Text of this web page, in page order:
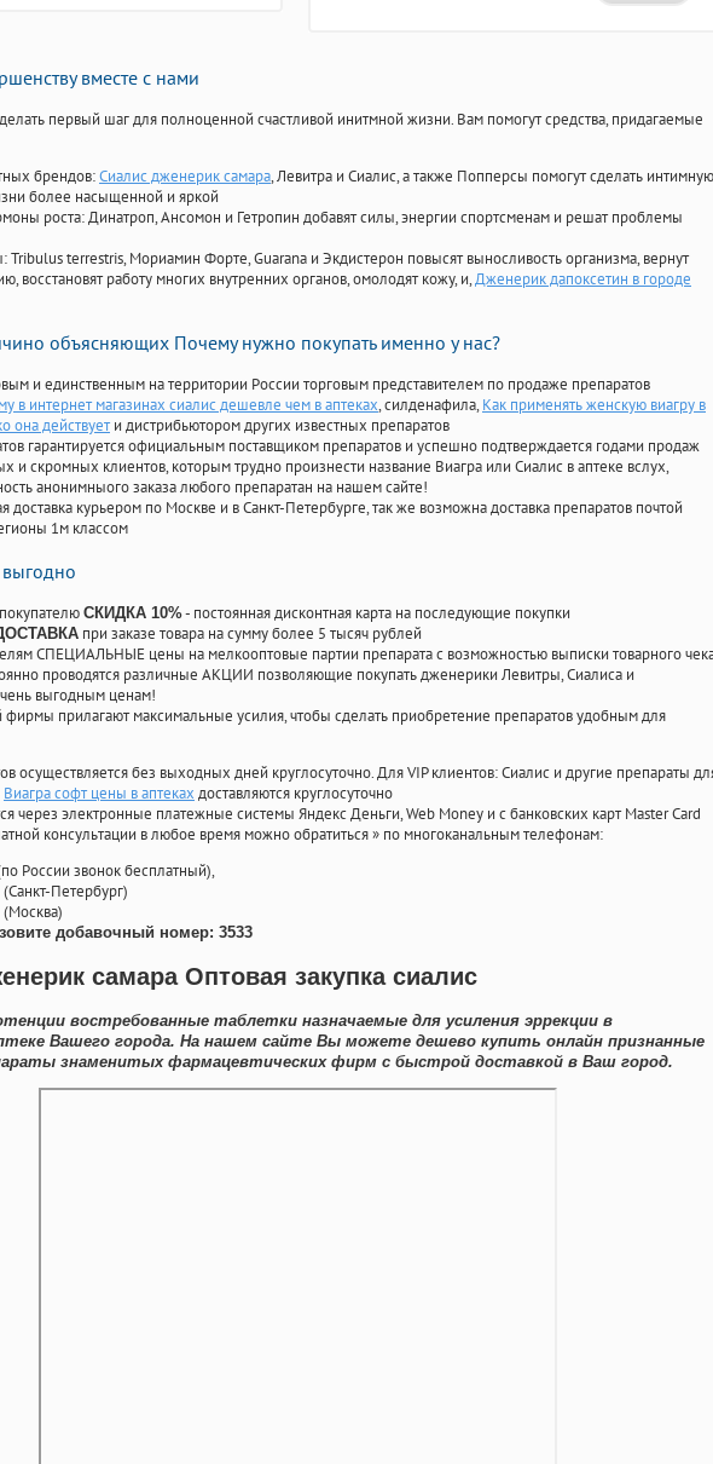
вместе с нами
первый шаг для полноценной счастливой инитмной жизни. Вам помогут средства, придагаемые
брендов:Сиалис дженерик самара, Левитра и Сиалис, а также Попперсы помогут сделать интимную
более насыщенной и яркой
роста: Динатроп, Ансомон и Гетропин добавят силы, энергии спортсменам и решат проблемы
Tribulus terrestris, Мориамин Форте, Guarana и Экдистерон повысят выносливость организма, вернут
восстановят работу многих внутренних органов, омолодят кожу, и,Дженерик дапоксетин в городе
объясняющих Почему нужно покупать именно у нас?
и единственным на территории России торговым представителем по продаже препаратов
в интернет магазинах сиалис дешевле чем в аптеках, силденафила, Как применять женскую виагру в
она действуети дистрибьютором других известных препаратов
гарантируется официальным поставщиком препаратов и успешно подтверждается годами продаж
и скромных клиентов, которым трудно произнести название Виагра или Сиалис в аптеке вслух,
анонимныого заказа любого препаратан на нашем сайте!
доставка курьером по Москве и в Санкт-Петербурге, так же возможна доставка препаратов почтой
1м классом
выгодно
СКИДКА 10%- постоянная дисконтная карта на последующие покупки
при заказе товара на сумму более 5 тысяч рублей
СПЕЦИАЛЬНЫЕ цены на мелкооптовые партии препарата с возможностью выписки товарного
проводятся различные АКЦИИ позволяющие покупать дженерики Левитры, Сиалиса и
выгодным ценам!
фирмы прилагают максимальные усилия, чтобы сделать приобретение препаратов удобным для
осуществляется без выходных дней круглосуточно. Для VIP клиентов: Сиалис и другие препараты
Виагра софт цены в аптеках доставляются круглосуточно
через электронные платежные системы Яндекс Деньги, Web Money и с банковских карт Master Card
консультации в любое время можно обратиться» по многоканальным телефонам:
по России звонок бесплатный),
(Санкт-Петербург)
(Москва)
добавочный номер: 3533
самара Оптовая закупка сиалис
востребованные таблетки назначаемые для усиления эррекции в
Вашего города. На нашем сайте Вы можете дешево купить онлайн признанные
знаменитых фармацевтических фирм с быстрой доставкой в Ваш город.